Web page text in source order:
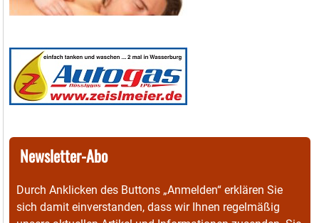
Newsletter-Abo
Durch Anklicken des Buttons „Anmelden“ erklären Sie
sich damit einverstanden, dass wir Ihnen regelmäßig